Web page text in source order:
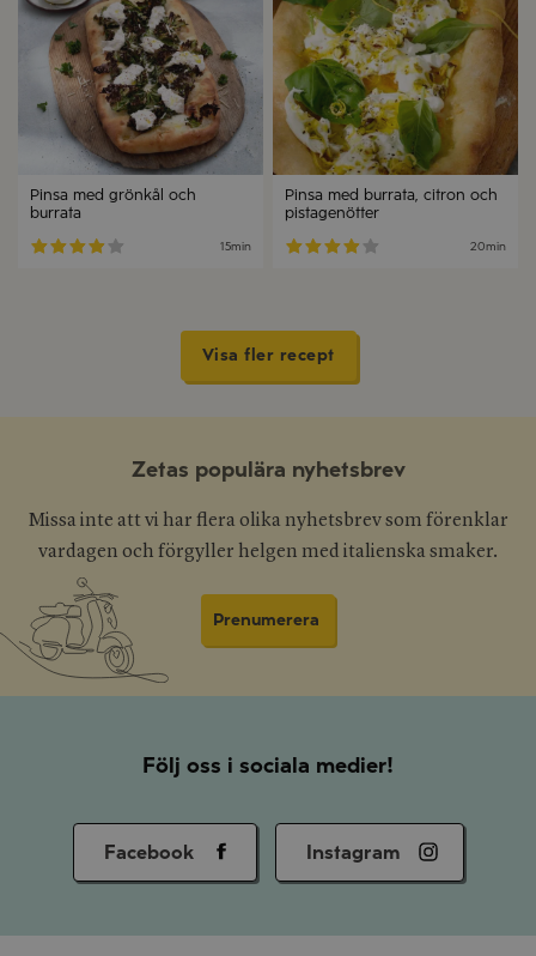
Pinsa med grönkål och
burrata
15min
Pinsa med burrata, citron och
pistagenötter
20min
Visa fler recept
Zetas populära nyhetsbrev
Missa inte att vi har flera olika nyhetsbrev som förenklar
vardagen och förgyller helgen med italienska smaker.
Prenumerera
Följ oss i sociala medier!
Facebook Instagram